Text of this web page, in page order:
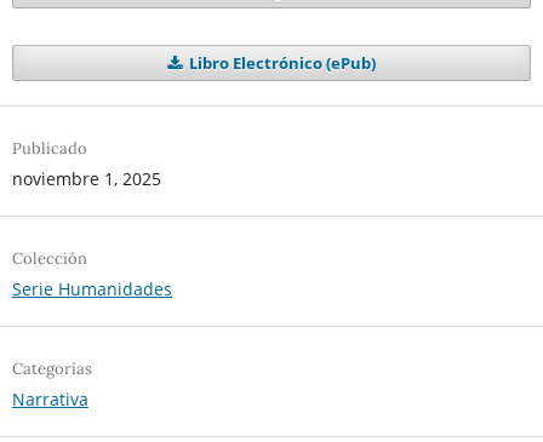
Libro Electrónico (ePub)
Publicado
noviembre 1, 2025
Colección
Serie Humanidades
Categorías
Narrativa